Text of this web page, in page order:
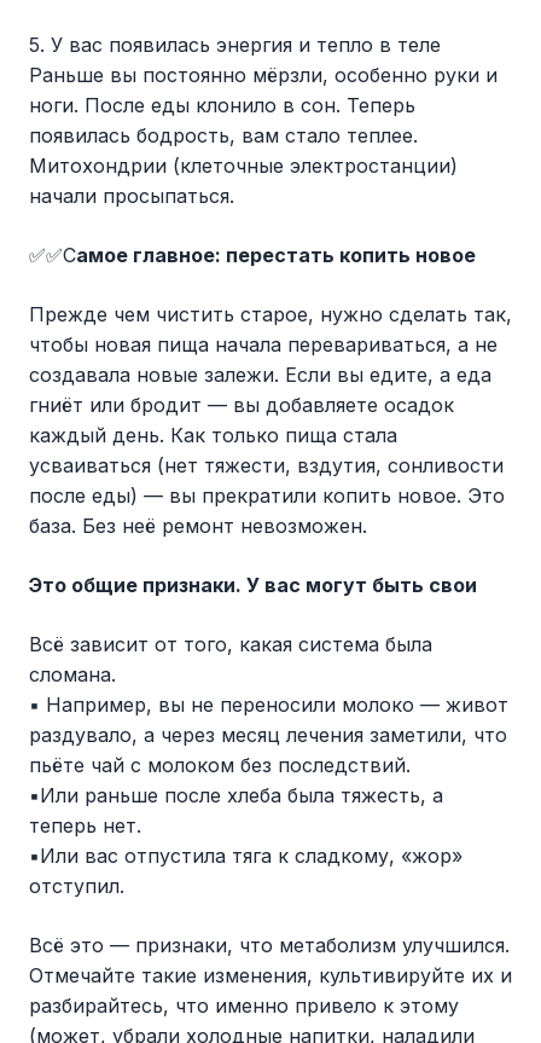
5. У вас появилась энергия и тепло в теле
Раньше вы постоянно мёрзли, особенно руки и
ноги. После еды клонило в сон. Теперь
появилась бодрость, вам стало теплее.
Митохондрии (клеточные электростанции)
начали просыпаться.
✅✅Самое главное: перестать копить новое
Прежде чем чистить старое, нужно сделать так,
чтобы новая пища начала перевариваться, а не
создавала новые залежи. Если вы едите, а еда
гниёт или бродит — вы добавляете осадок
каждый день. Как только пища стала
усваиваться (нет тяжести, вздутия, сонливости
после еды) — вы прекратили копить новое. Это
база. Без неё ремонт невозможен.
Это общие признаки. У вас могут быть свои
Всё зависит от того, какая система была
сломана.
▪️ Например, вы не переносили молоко — живот
раздувало, а через месяц лечения заметили, что
пьёте чай с молоком без последствий.
▪️Или раньше после хлеба была тяжесть, а
теперь нет.
▪️Или вас отпустила тяга к сладкому, «жор»
отступил.
Всё это — признаки, что метаболизм улучшился.
Отмечайте такие изменения, культивируйте их и
разбирайтесь, что именно привело к этому
(может, убрали холодные напитки, наладили